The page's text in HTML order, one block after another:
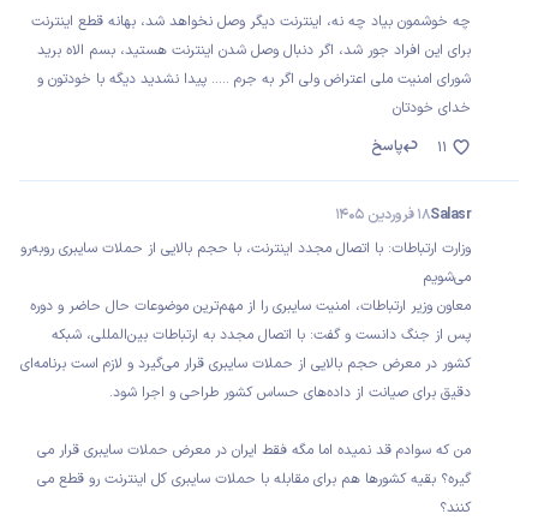
چه خوشمون بیاد چه نه، اینترنت دیگر وصل نخواهد شد، بهانه قطع اینترنت
برای این افراد جور شد، اگر دنبال وصل شدن اینترنت هستید، بسم الاه برید
شورای امنیت ملی اعتراض ولی اگر به جرم ..... پیدا نشدید دیگه با خودتون و
خدای خودتان
پاسخ
11
Salasr18 فروردین 1405
وزارت ارتباطات: با اتصال مجدد اینترنت، با حجم بالایی از حملات سایبری روبه‌رو
می‌شویم
معاون وزیر ارتباطات، امنیت سایبری را از مهم‌ترین موضوعات حال حاضر و دوره
پس از جنگ دانست و گفت: با اتصال مجدد به ارتباطات بین‌المللی، شبکه
کشور در معرض حجم بالایی از حملات سایبری قرار می‌گیرد و لازم است برنامه‌ای
دقیق برای صیانت از داده‌های حساس کشور طراحی و اجرا شود.
من که سوادم قد نمیده اما مگه فقط ایران در معرض حملات‌ سایبری قرار می
گیره؟ بقیه کشورها هم برای مقابله با حملات سایبری کل اینترنت رو قطع می
کنند؟